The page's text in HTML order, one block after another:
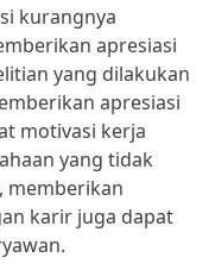
kurangnya
apresiasi
yang dilakukan
apresiasi
motivasi kerja
yang tidak
memberikan
karir juga dapat